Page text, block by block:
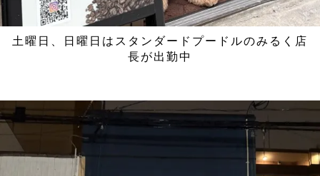
土曜日、日曜日はスタンダードプードルのみるく店
長が出勤中